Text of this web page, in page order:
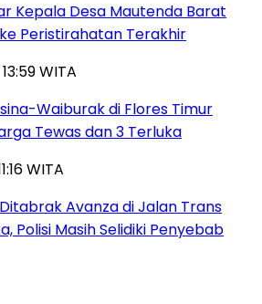
Kepala Desa Mautenda Barat
Peristirahatan Terakhir
WITA
Waiburak di Flores Timur
Tewas dan 3 Terluka
WITA
Avanza di Jalan Trans
Polisi Masih Selidiki Penyebab